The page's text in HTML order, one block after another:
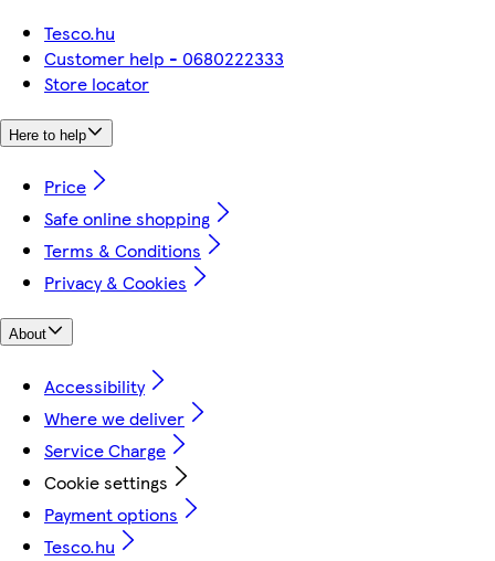
Tesco.hu
Customer help - 0680222333
Store locator
Here to help
Price
Safe online shopping
Terms & Conditions
Privacy & Cookies
About
Accessibility
Where we deliver
Service Charge
Cookie settings
Payment options
Tesco.hu